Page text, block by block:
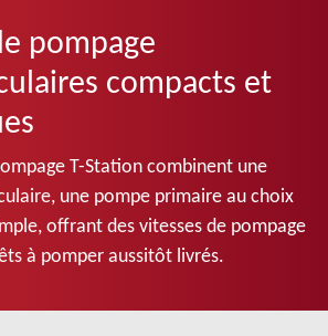
pompage
compacts et
T-Station combinent une
une pompe primaire au choix
offrant des vitesses de pompage
à pomper aussitôt livrés.